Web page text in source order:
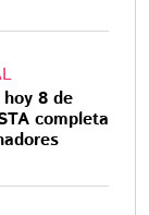
8 de
completa